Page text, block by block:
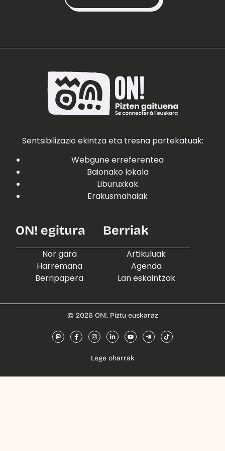
Sentsibilizazio ekintza eta tresna partekatuak:
Webgune erreferentea
Baionako lokala
Liburuxkak
Erakusmahaiak
ON! egitura
Nor gara
Harremana
Berripapera
Berriak
Artikuluak
Agenda
Lan eskaintzak
© 2026 ON!. Piztu euskaraz
Lege oharrak